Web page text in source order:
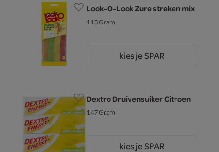
Look-O-Look Zure streken mix
115 Gram
kies je SPAR
Dextro Druivensuiker Citroen
147 Gram
kies je SPAR